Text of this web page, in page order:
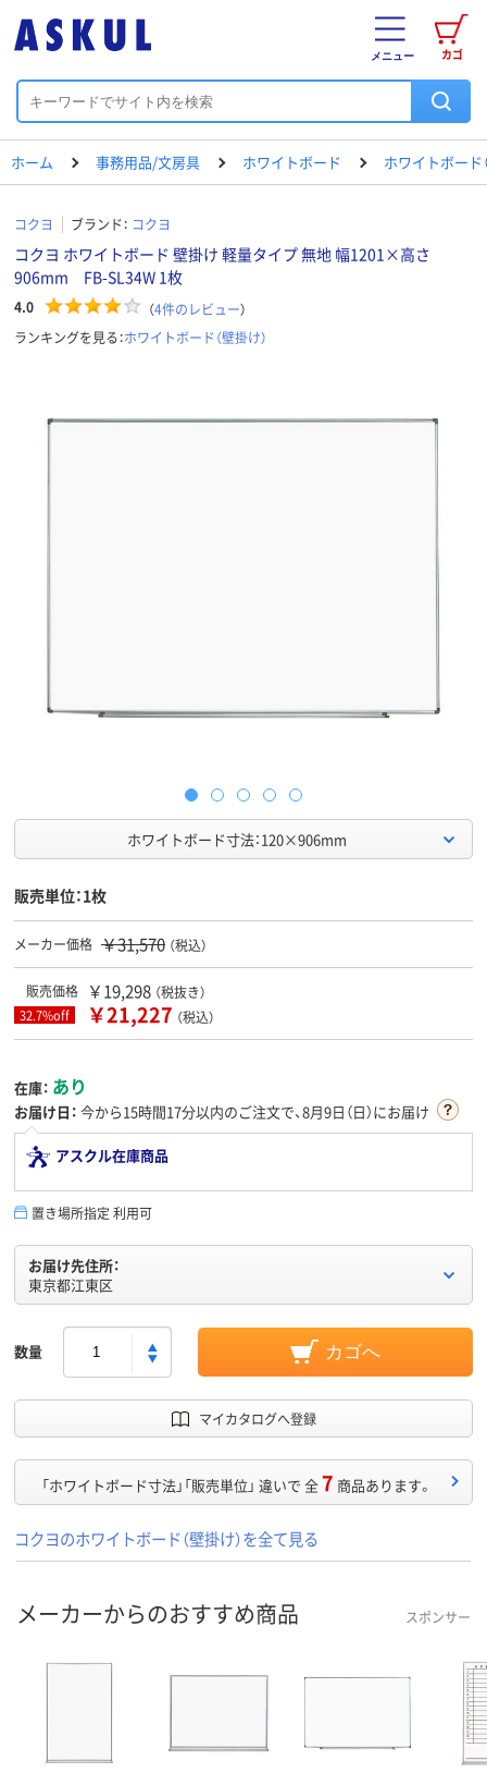
カゴ
メニュー
ホーム 事務用品/文房具 ホワイトボード ホワイトボード
コクヨ ブランド： コクヨ
コクヨ ホワイトボード 壁掛け 軽量タイプ 無地 幅1201×高さ
906mm FB-SL34W 1枚
4.0 （4件のレビュー）
ランキングを見る：ホワイトボード（壁掛け）
ホワイトボード寸法：120×906mm
販売単位：1枚
メーカー価格 ￥31,570 （税込）
販売価格 ￥19,298 （税抜き）
32.7%off ￥21,227 （税込）
在庫： あり
お届け日： 今から15時間17分以内のご注文で、8月9日（日）にお届け
アスクル在庫商品
置き場所指定 利用可
お届け先住所：
東京都江東区
数量 カゴへ
マイカタログへ登録
「ホワイトボード寸法」「販売単位」 違いで 全7 商品あります。
コクヨのホワイトボード（壁掛け）を全て見る
メーカーからのおすすめ商品 スポンサー